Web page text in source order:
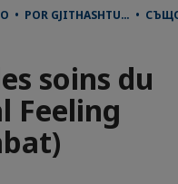
• POR GJITHASHTU… •
soins du
Feeling